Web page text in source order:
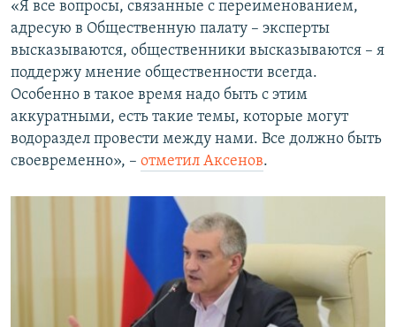
«Я все вопросы, связанные с переименованием,
адресую в Общественную палату – эксперты
высказываются, общественники высказываются – я
поддержу мнение общественности всегда.
Особенно в такое время надо быть с этим
аккуратными, есть такие темы, которые могут
водораздел провести между нами. Все должно быть
своевременно», – отметил Аксенов.